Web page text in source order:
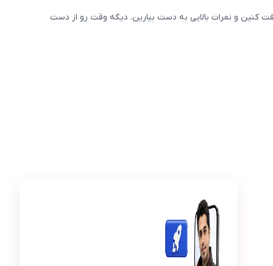
کنین و نمرات بالایی به دست بیارین. دیگه وقت رو از دست
ح از وقتی این بسته رو گرفتم، نمره‌هام بهتر شده.